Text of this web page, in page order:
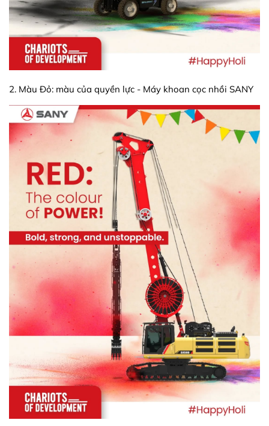
2. Màu Đỏ: màu của quyền lực - Máy khoan cọc nhồi SANY